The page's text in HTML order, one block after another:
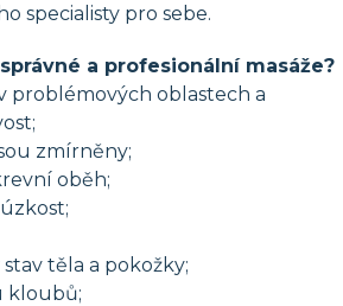
specialisty pro sebe.
a profesionální masáže?
problémových oblastech a
zmírněny;
oběh;
těla a pokožky;
kloubů;